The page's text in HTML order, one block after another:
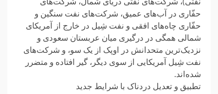
نفتی)، شرکت‌های نفتی دریای شمال، شرکت‌های
حفّاری در آب‌های عمیق، شرکت‌های نفت سنگین و
حفّاری چاه‌های افقی و نفت شِیل در خارج از آمریکای
شمالی همگی در درگیری میان عربستان سعودی و
نزدیک‌ترین متحدانش در اوپک از یک سو، و شرکت‌های
نفت شِیل آمریکایی از سوی دیگر، گیر افتاده‌ و متضرر
شده‌اند.
تطبیق و تعدیل دردناک با شرایط جدید